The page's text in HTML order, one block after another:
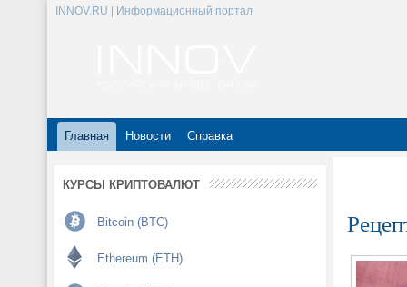
INNOV.RU | Информационный портал
Главная Новости Справка
КУРСЫ КРИПТОВАЛЮТ
Bitcoin (BTC)
Ethereum (ETH)